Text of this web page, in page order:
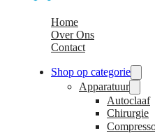
Home
Over Ons
Contact
Shop op categorie
Apparatuur
Autoclaaf
Chirurgie